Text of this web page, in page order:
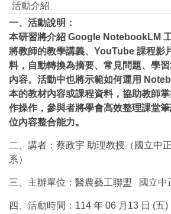
活動介紹
一、活動說明：
本研習將介紹 Google NotebookLM
將教師的教學講義、YouTube 課程影
料，自動轉換為摘要、常見問題、學
內容。活動中也將示範如何運用
本的教材內容或課程資料，協助教師
作操作，參與者將學會高效整理課堂
位內容整合能力。
二、講者：蔡政宇 助理教授（國立中
系）
三、主辦單位：醫農藝工聯盟 國立中
四、活動時間：114 年 06 月13 日 (五